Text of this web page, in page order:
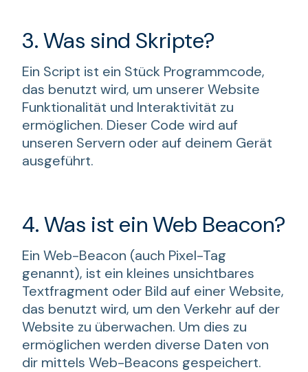
3. Was sind Skripte?
Ein Script ist ein Stück Programmcode,
das benutzt wird, um unserer Website
Funktionalität und Interaktivität zu
ermöglichen. Dieser Code wird auf
unseren Servern oder auf deinem Gerät
ausgeführt.
4. Was ist ein Web Beacon?
Ein Web-Beacon (auch Pixel-Tag
genannt), ist ein kleines unsichtbares
Textfragment oder Bild auf einer Website,
das benutzt wird, um den Verkehr auf der
Website zu überwachen. Um dies zu
ermöglichen werden diverse Daten von
dir mittels Web-Beacons gespeichert.